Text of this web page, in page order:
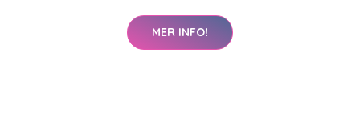
MER INFO!